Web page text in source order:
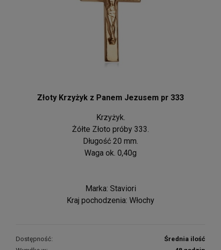
Złoty Krzyżyk z Panem Jezusem pr 333
Krzyżyk.
Żółte Złoto próby 333.
Długość 20 mm.
Waga ok. 0,40g
Marka: Staviori
Kraj pochodzenia: Włochy
Dostępność:
Średnia ilość